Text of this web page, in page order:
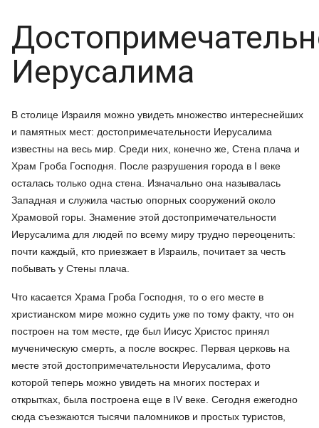
Иерусалима
В столице Израиля можно увидеть множество интереснейших
и памятных мест: достопримечательности Иерусалима
известны на весь мир. Среди них, конечно же, Стена плача и
Храм Гроба Господня. После разрушения города в I веке
осталась только одна стена. Изначально она называлась
Западная и служила частью опорных сооружений около
Храмовой горы. Знамение этой достопримечательности
Иерусалима для людей по всему миру трудно переоценить:
почти каждый, кто приезжает в Израиль, почитает за честь
побывать у Стены плача.
Что касается Храма Гроба Господня, то о его месте в
христианском мире можно судить уже по тому факту, что он
построен на том месте, где был Иисус Христос принял
мученическую смерть, а после воскрес. Первая церковь на
месте этой достопримечательности Иерусалима, фото
которой теперь можно увидеть на многих постерах и
открытках, была построена еще в IV веке. Сегодня ежегодно
сюда съезжаются тысячи паломников и простых туристов,